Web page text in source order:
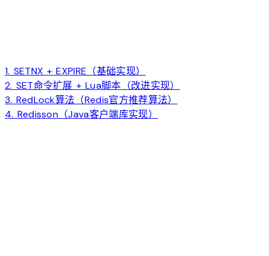
1. SETNX + EXPIRE（基础实现）
2. SET命令扩展 + Lua脚本（改进实现）
3. RedLock算法（Redis官方推荐算法）
4. Redisson（Java客户端库实现）